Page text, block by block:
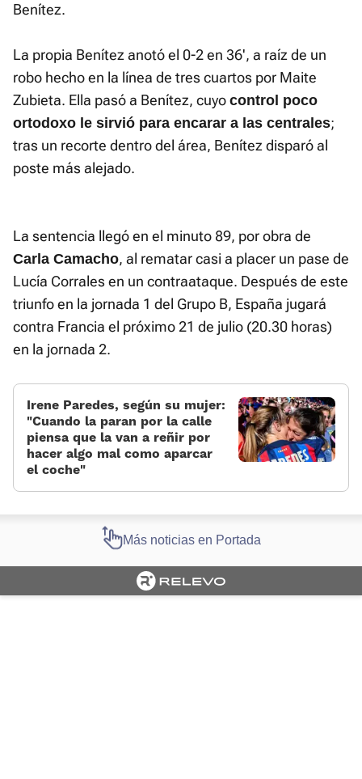
Benítez.
La propia Benítez anotó el 0-2 en 36', a raíz de un
robo hecho en la línea de tres cuartos por Maite
Zubieta. Ella pasó a Benítez, cuyo control poco
ortodoxo le sirvió para encarar a las centrales;
tras un recorte dentro del área, Benítez disparó al
poste más alejado.
La sentencia llegó en el minuto 89, por obra de
Carla Camacho, al rematar casi a placer un pase de
Lucía Corrales en un contraataque. Después de este
triunfo en la jornada 1 del Grupo B, España jugará
contra Francia el próximo 21 de julio (20.30 horas)
en la jornada 2.
Irene Paredes, según su mujer:
«Cuando la paran por la calle
piensa que la van a reñir por
hacer algo mal como aparcar
el coche»
Más noticias en Portada